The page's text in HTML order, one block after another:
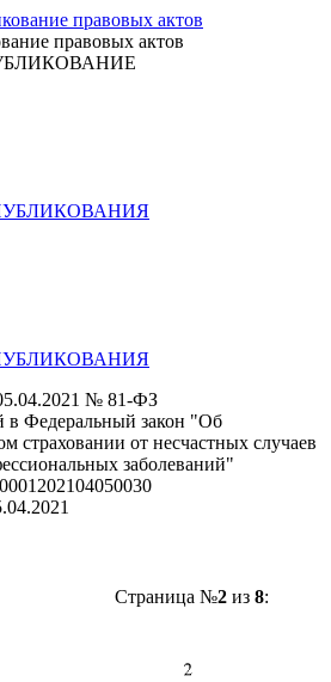
правовых актов
№ 81-ФЗ
в Федеральный закон "Об
страховании от несчастных случаев
заболеваний"
0001202104050030
Страница №2из 8: